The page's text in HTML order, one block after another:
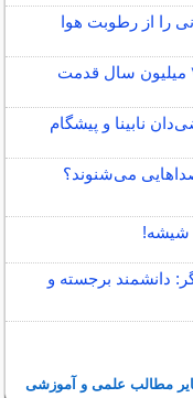
را از رطوبت هوا
سلول‌های خونی انسان ۷۰۰ میلیون سال قدمت
نابینا و پیشگام
می‌شنوند؟
شیشه!
دانشمند برجسته و
مطالب علمی و آموزشی